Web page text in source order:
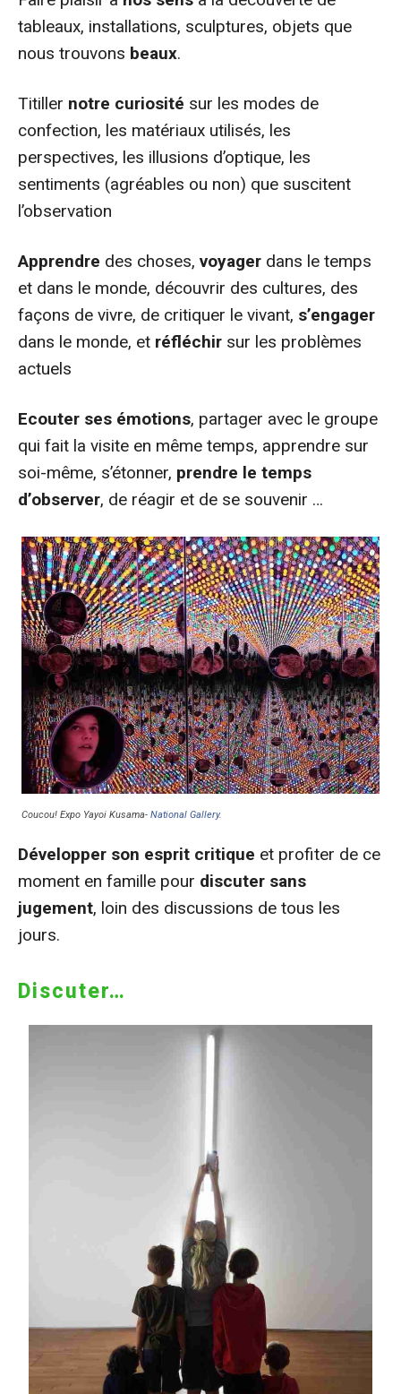
tableaux, installations, sculptures, objets que
nous trouvons beaux.
Titiller notre curiosité sur les modes de
confection, les matériaux utilisés, les
perspectives, les illusions d’optique, les
sentiments (agréables ou non) que suscitent
l’observation
Apprendre des choses, voyager dans le temps
et dans le monde, découvrir des cultures, des
façons de vivre, de critiquer le vivant, s’engager
dans le monde, et réfléchir sur les problèmes
actuels
Ecouter ses émotions, partager avec le groupe
qui fait la visite en même temps, apprendre sur
soi-même, s’étonner, prendre le temps
d’observer, de réagir et de se souvenir …
Coucou! Expo Yayoi Kusama- National Gallery.
Développer son esprit critique et profiter de ce
moment en famille pour discuter sans
jugement, loin des discussions de tous les
jours.
Discuter…